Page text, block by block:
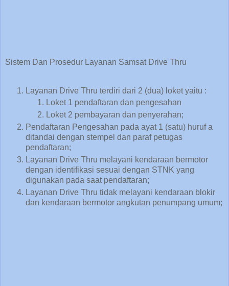
Sistem Dan Prosedur Layanan Samsat Drive Thru
Layanan Drive Thru terdiri dari 2 (dua) loket yaitu :
Loket 1 pendaftaran dan pengesahan
Loket 2 pembayaran dan penyerahan;
Pendaftaran Pengesahan pada ayat 1 (satu) huruf a
ditandai dengan stempel dan paraf petugas
pendaftaran;
Layanan Drive Thru melayani kendaraan bermotor
dengan identifikasi sesuai dengan STNK yang
digunakan pada saat pendaftaran;
Layanan Drive Thru tidak melayani kendaraan blokir
dan kendaraan bermotor angkutan penumpang umum;